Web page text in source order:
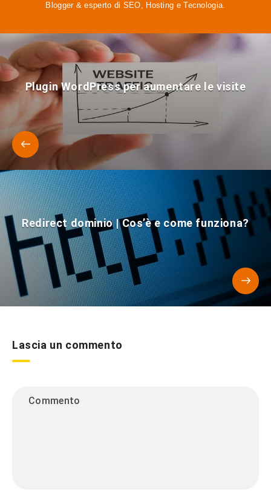
Blogger & esperto di SEO, Hosting e Tecnologia.
Plugin WordPress per aumentare le visite
Redirect dominio | Cos’è e come funziona?
Lascia un commento